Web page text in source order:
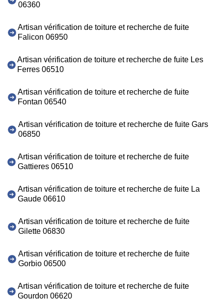
06360
Artisan vérification de toiture et recherche de fuite
Falicon 06950
Artisan vérification de toiture et recherche de fuite Les
Ferres 06510
Artisan vérification de toiture et recherche de fuite
Fontan 06540
Artisan vérification de toiture et recherche de fuite Gars
06850
Artisan vérification de toiture et recherche de fuite
Gattieres 06510
Artisan vérification de toiture et recherche de fuite La
Gaude 06610
Artisan vérification de toiture et recherche de fuite
Gilette 06830
Artisan vérification de toiture et recherche de fuite
Gorbio 06500
Artisan vérification de toiture et recherche de fuite
Gourdon 06620